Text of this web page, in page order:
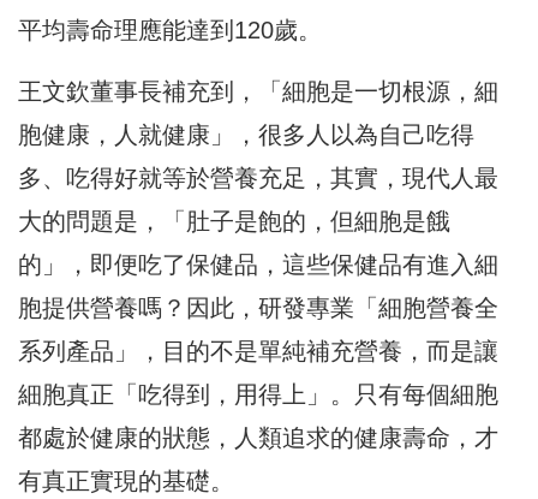
平均壽命理應能達到120歲。
王文欽董事長補充到，「細胞是一切根源，細
胞健康，人就健康」，很多人以為自己吃得
多、吃得好就等於營養充足，其實，現代人最
大的問題是，「肚子是飽的，但細胞是餓
的」，即便吃了保健品，這些保健品有進入細
胞提供營養嗎？因此，研發專業「細胞營養全
系列產品」，目的不是單純補充營養，而是讓
細胞真正「吃得到，用得上」。只有每個細胞
都處於健康的狀態，人類追求的健康壽命，才
有真正實現的基礎。